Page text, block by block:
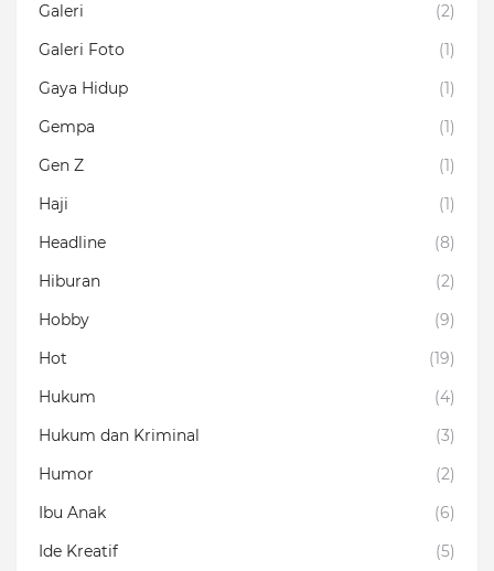
Galeri
(2)
Galeri Foto
(1)
Gaya Hidup
(1)
Gempa
(1)
Gen Z
(1)
Haji
(1)
Headline
(8)
Hiburan
(2)
Hobby
(9)
Hot
(19)
Hukum
(4)
Hukum dan Kriminal
(3)
Humor
(2)
Ibu Anak
(6)
Ide Kreatif
(5)